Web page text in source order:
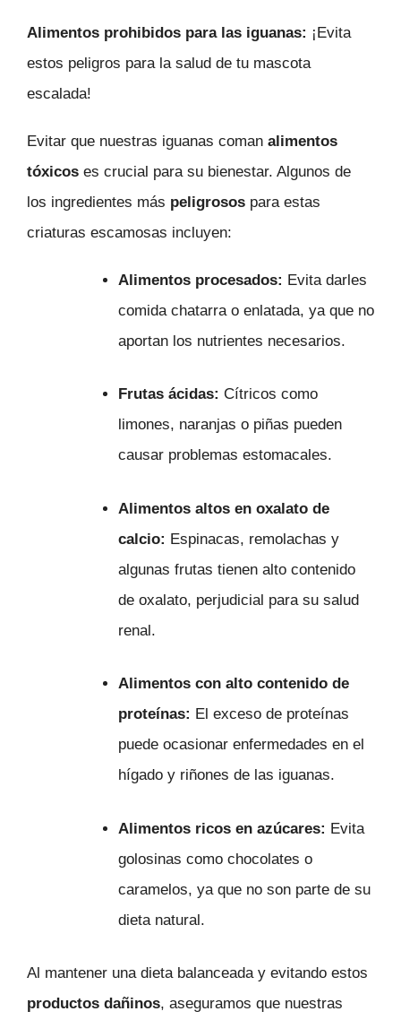
Alimentos prohibidos para las iguanas: ¡Evita
estos peligros para la salud de tu mascota
escalada!
Evitar que nuestras iguanas coman alimentos
tóxicos es crucial para su bienestar. Algunos de
los ingredientes más peligrosos para estas
criaturas escamosas incluyen:
Alimentos procesados: Evita darles
comida chatarra o enlatada, ya que no
aportan los nutrientes necesarios.
Frutas ácidas: Cítricos como
limones, naranjas o piñas pueden
causar problemas estomacales.
Alimentos altos en oxalato de
calcio: Espinacas, remolachas y
algunas frutas tienen alto contenido
de oxalato, perjudicial para su salud
renal.
Alimentos con alto contenido de
proteínas: El exceso de proteínas
puede ocasionar enfermedades en el
hígado y riñones de las iguanas.
Alimentos ricos en azúcares: Evita
golosinas como chocolates o
caramelos, ya que no son parte de su
dieta natural.
Al mantener una dieta balanceada y evitando estos
productos dañinos, aseguramos que nuestras